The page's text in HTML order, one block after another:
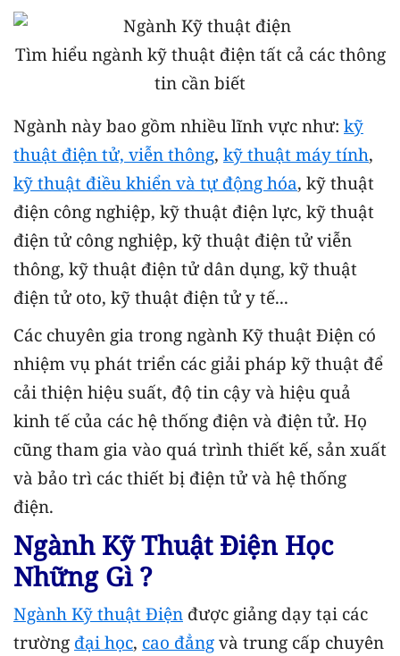
Tìm hiểu ngành kỹ thuật điện tất cả các thông
tin cần biết
Ngành này bao gồm nhiều lĩnh vực như: kỹ
thuật điện tử, viễn thông, kỹ thuật máy tính,
kỹ thuật điều khiển và tự động hóa, kỹ thuật
điện công nghiệp, kỹ thuật điện lực, kỹ thuật
điện tử công nghiệp, kỹ thuật điện tử viễn
thông, kỹ thuật điện tử dân dụng, kỹ thuật
điện tử oto, kỹ thuật điện tử y tế...
Các chuyên gia trong ngành Kỹ thuật Điện có
nhiệm vụ phát triển các giải pháp kỹ thuật để
cải thiện hiệu suất, độ tin cậy và hiệu quả
kinh tế của các hệ thống điện và điện tử. Họ
cũng tham gia vào quá trình thiết kế, sản xuất
và bảo trì các thiết bị điện tử và hệ thống
điện.
Ngành Kỹ Thuật Điện Học
Những Gì ?
Ngành Kỹ thuật Điện được giảng dạy tại các
trường đại học, cao đẳng và trung cấp chuyên